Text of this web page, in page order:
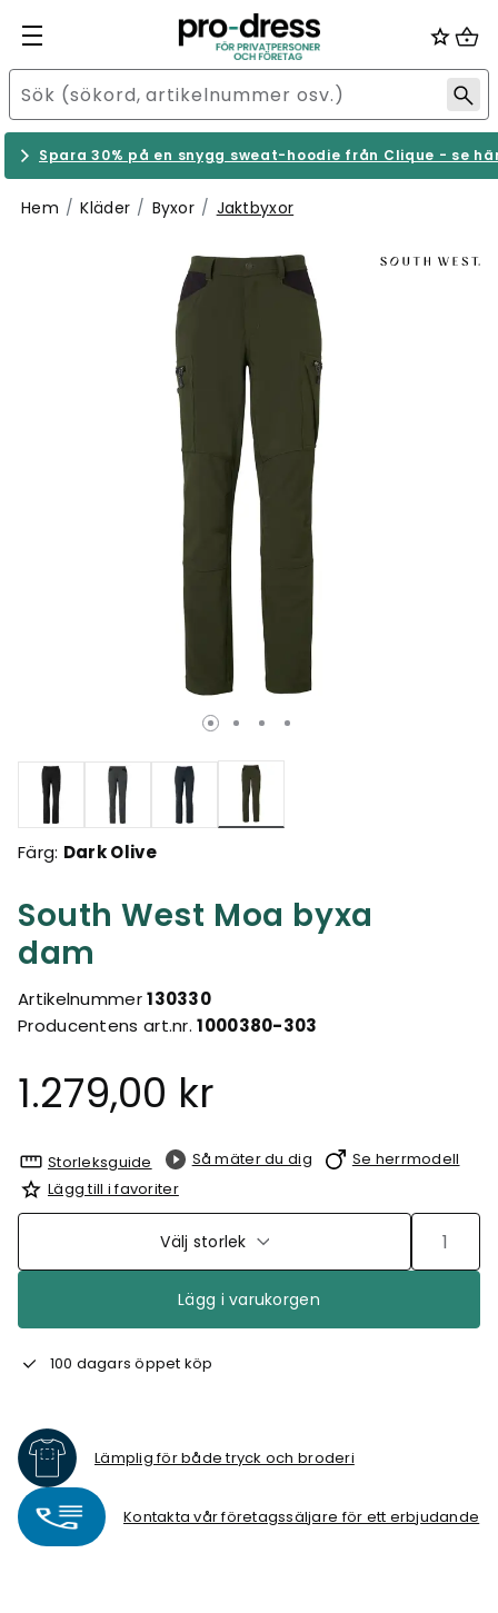
Spara 30% på en snygg sweat-hoodie från Clique - se
Hem Kläder Byxor Jaktbyxor
South West Moa byxa
dam
Artikelnummer130330
Producentens art.nr.1000380-303
1.279,00 kr
Valda
Färg: Dark Olive
Storleksguide Så mäter du dig
Se herrmodell
Lägg till i favoriter
Välj storlek
Lägg i varukorgen
100 dagars öppet köp
Lämplig för både tryck och broderi
Kontakta vår företagssäljare för ett erbjudande